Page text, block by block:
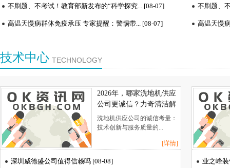
不刷题、不考试！教育部新发布的“科学探究... [08-07]
高温天慢病群体免疫承压 专家提醒：警惕带... [08-07]
不刷题、
高温天慢
技术中心 TECHNOLOGY
2026年，哪家洗地机供应
公司更诚信？力奇清洁解
析
洗地机供应公司的诚信考量：
技术创新与服务质量的...
[详情]
深圳威德盛公司值得信赖吗 [08-08] 业之峰